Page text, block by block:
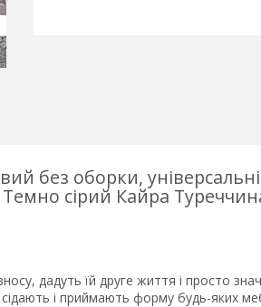
без оборки,
сірий Кайра
дадуть їй друге життя і просто
і приймають форму будь-яких